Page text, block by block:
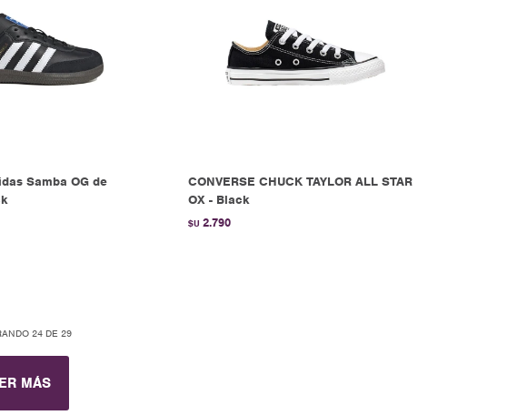
Samba OG de
CONVERSE CHUCK TAYLOR ALL STAR
OX - Black
$U 2.790
24 DE 29
MÁS